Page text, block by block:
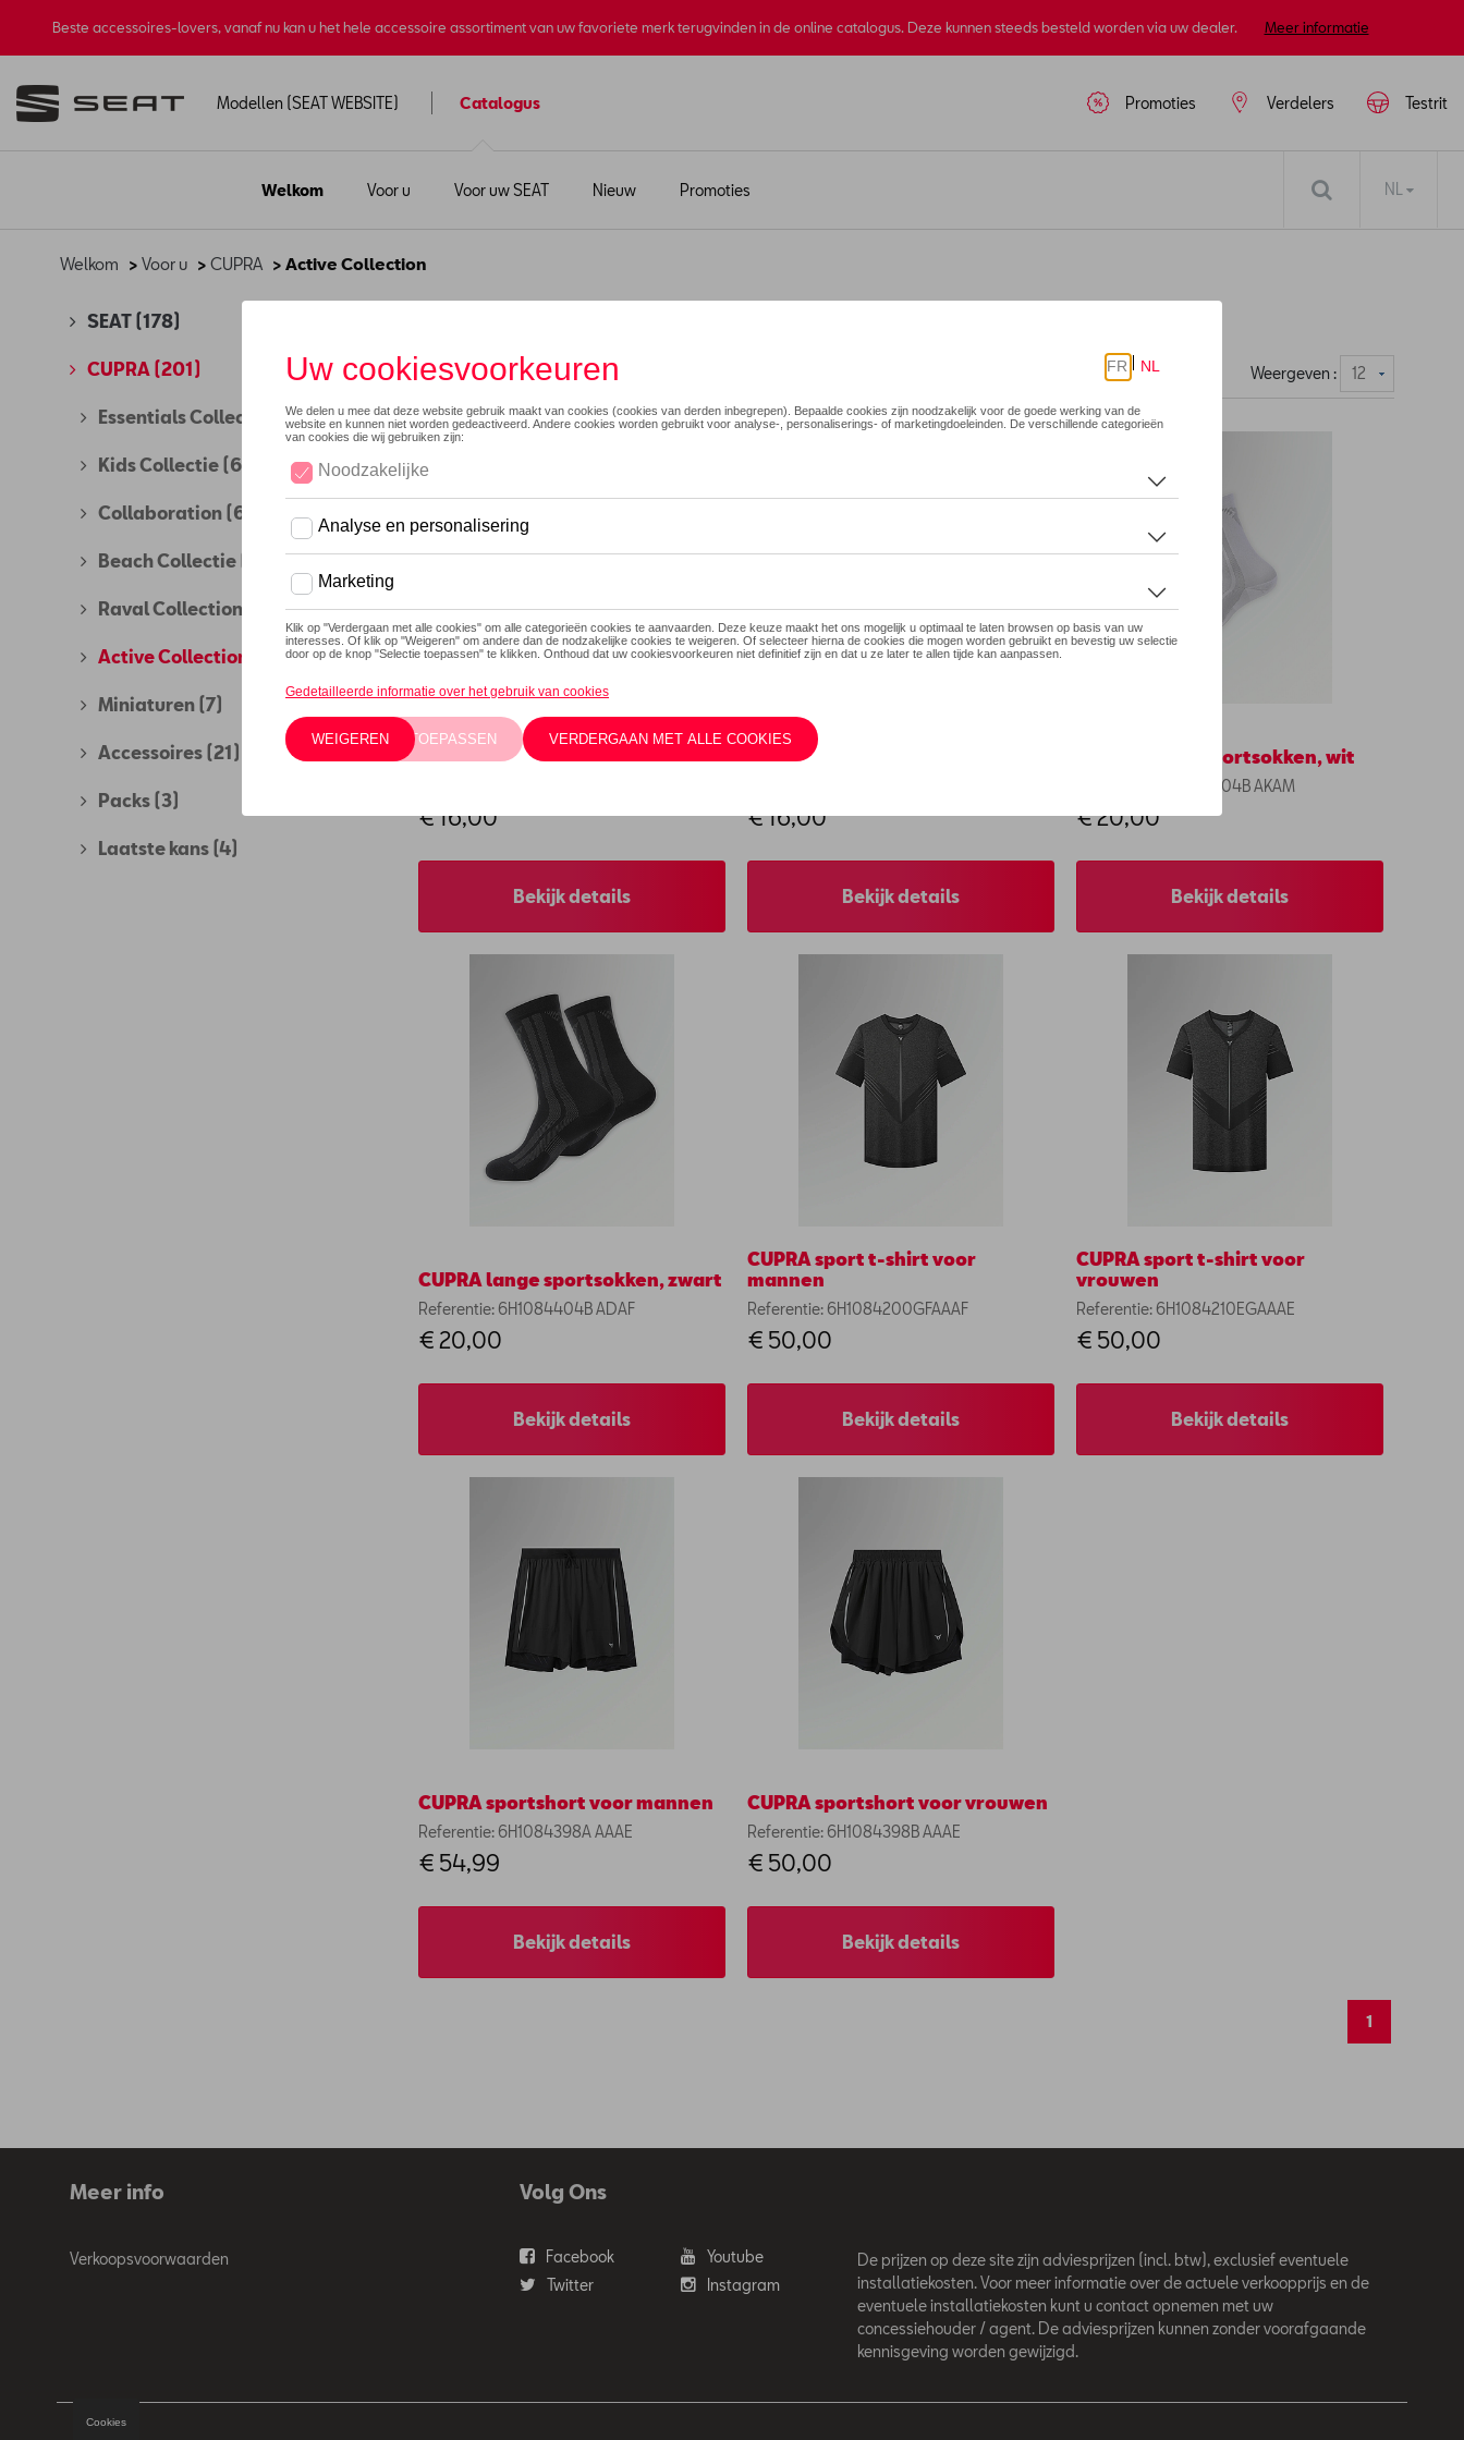
Beste accessoires-lovers, vanaf nu kan u het hele accessoire assortiment van uw favoriete merk terugvinden in de online catalogus. Deze kunnen steeds besteld worden via uw dealer. Meer informatie
Modellen (SEAT WEBSITE) Catalogus
Welkom Voor u Voor uw SEAT Nieuw Promoties
Testrit
Verdelers
Promoties
NL
Welkom > Voor u > CUPRA > Active Collection
SEAT (178)
CUPRA (201)
Essentials Collectie (61)
Kids Collectie (6)
Collaboration (69)
Beach Collectie (11)
Raval Collection
Active Collection
Miniaturen (7)
Accessoires (21)
Packs (3)
Laatste kans (4)
Weergeven :
CUPRA korte sportsokken, wit
€ 16,00
Bekijk details
CUPRA korte sportsokken, zwart
€ 16,00
Bekijk details
CUPRA lange sportsokken, wit
Referentie: 6H1084404B AKAM
€ 20,00
Bekijk details
CUPRA lange sportsokken, zwart
Referentie: 6H1084404B ADAF
€ 20,00
Bekijk details
CUPRA sport t-shirt voor
mannen
Referentie: 6H1084200GFAAAF
€ 50,00
Bekijk details
CUPRA sport t-shirt voor
vrouwen
Referentie: 6H1084210EGAAAE
€ 50,00
Bekijk details
CUPRA sportshort voor mannen
Referentie: 6H1084398A AAAE
€ 54,99
Bekijk details
CUPRA sportshort voor vrouwen
Referentie: 6H1084398B AAAE
€ 50,00
Bekijk details
1
Meer info
Verkoopsvoorwaarden
Volg Ons
Facebook
Youtube
Twitter
Instagram
De prijzen op deze site zijn adviesprijzen (incl. btw), exclusief eventuele
installatiekosten. Voor meer informatie over de actuele verkoopprijs en de
eventuele installatiekosten kunt u contact opnemen met uw
concessiehouder / agent. De adviesprijzen kunnen zonder voorafgaande
kennisgeving worden gewijzigd.
Cookies